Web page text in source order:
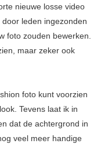
nieuwe losse video
leden ingezonden
foto zouden bewerken.
maar zeker ook
foto kunt voorzien
Tevens laat ik in
dat de achtergrond in
veel meer handige